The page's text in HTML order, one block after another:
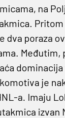
na
dva poraza
je
a. Imaju
izvan